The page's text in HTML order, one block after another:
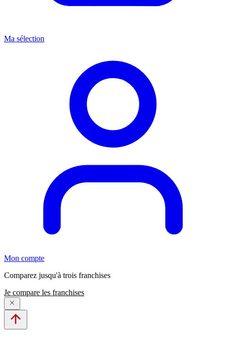
Ma sélection
Mon compte
Comparez jusqu'à trois franchises
Je compare les franchises